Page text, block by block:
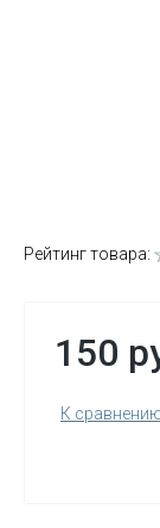
Рейтинг товара:
150
К